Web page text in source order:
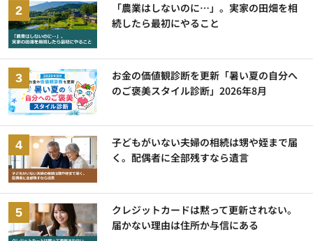
「農業はしないのに…」。実家の田畑を相
続したら最初にやること
お金の価値観診断を更新「暑い夏の自分へ
のご褒美スタイル診断」2026年8月
子どもがいない夫婦の相続は甥や姪まで届
く。配偶者に全部残すなら遺言
クレジットカードは黙って更新されない。
届かない理由は住所か与信にある